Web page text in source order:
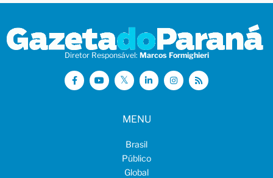
Diretor Responsável: Marcos Formighieri
MENU
Brasil
Público
Global